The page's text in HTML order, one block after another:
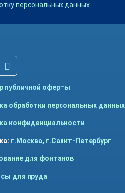
персональных данных
публичной оферты
обработки персональных данных
конфиденциальности
г.Москва, г.Санкт-Петербург
для фонтанов
для пруда